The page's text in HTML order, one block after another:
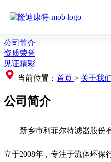
公司简介
资质荣誉
见证精彩
当前位置： 首页 > 关于我们
公司简介
新乡市利菲尔特滤器股份
立于2008年，专注于流体环保